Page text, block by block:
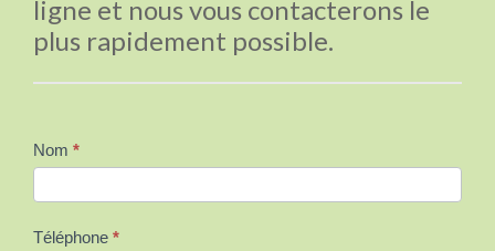
ligne et nous vous contacterons le
plus rapidement possible.
Nom *
Téléphone *